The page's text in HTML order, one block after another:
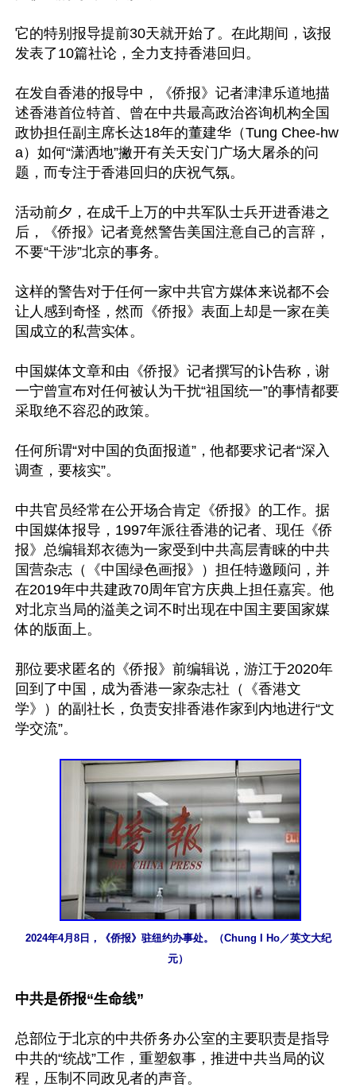
它的特别报导提前30天就开始了。在此期间，该报
发表了10篇社论，全力支持香港回归。
在发自香港的报导中，《侨报》记者津津乐道地描
述香港首位特首、曾在中共最高政治咨询机构全国
政协担任副主席长达18年的董建华（Tung Chee-hw
a）如何“潇洒地”撇开有关天安门广场大屠杀的问
题，而专注于香港回归的庆祝气氛。
活动前夕，在成千上万的中共军队士兵开进香港之
后，《侨报》记者竟然警告美国注意自己的言辞，
不要“干涉”北京的事务。
这样的警告对于任何一家中共官方媒体来说都不会
让人感到奇怪，然而《侨报》表面上却是一家在美
国成立的私营实体。
中国媒体文章和由《侨报》记者撰写的讣告称，谢
一宁曾宣布对任何被认为干扰“祖国统一”的事情都要
采取绝不容忍的政策。
任何所谓“对中国的负面报道”，他都要求记者“深入
调查，要核实”。
中共官员经常在公开场合肯定《侨报》的工作。据
中国媒体报导，1997年派往香港的记者、现任《侨
报》总编辑郑衣德为一家受到中共高层青睐的中共
国营杂志（《中国绿色画报》）担任特邀顾问，并
在2019年中共建政70周年官方庆典上担任嘉宾。他
对北京当局的溢美之词不时出现在中国主要国家媒
体的版面上。
那位要求匿名的《侨报》前编辑说，游江于2020年
回到了中国，成为香港一家杂志社（《香港文
学》）的副社长，负责安排香港作家到内地进行“文
学交流”。
2024年4月8日，《侨报》驻纽约办事处。（Chung I Ho／英文大纪
元）
中共是侨报“生命线”
总部位于北京的中共侨务办公室的主要职责是指导
中共的“统战”工作，重塑叙事，推进中共当局的议
程，压制不同政见者的声音。